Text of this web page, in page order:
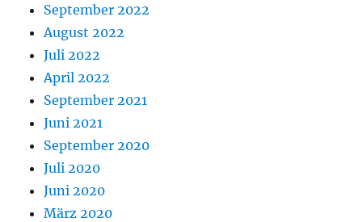
September 2022
August 2022
Juli 2022
April 2022
September 2021
Juni 2021
September 2020
Juli 2020
Juni 2020
März 2020